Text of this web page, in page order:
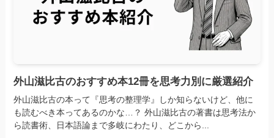
外山滋比古のおすすめ本12冊を思考力別に厳選紹介
外山滋比古の本って『思考の整理学』しか知らないけど、他に
も読むべき本ってあるのかな…？ 外山滋比古の著書は思考法か
ら読書術、日本語論まで多岐にわたり、どこから...